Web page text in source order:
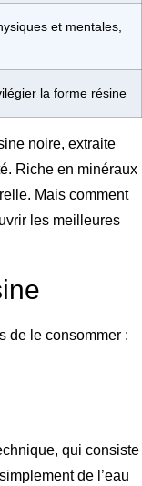
et mentales,
la forme résine
noire, extraite
Riche en minéraux
Mais comment
les meilleures
de le consommer :
qui consiste
de l’eau